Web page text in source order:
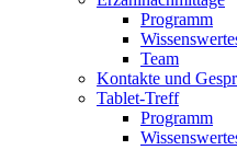
Programm
Team
Kontakte und
Tablet-Treff
Programm